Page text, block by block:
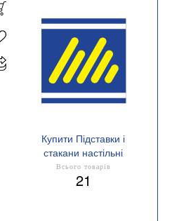
Купити Підставки і
стакани настільні
Матеріал метал
Всього товарів
21